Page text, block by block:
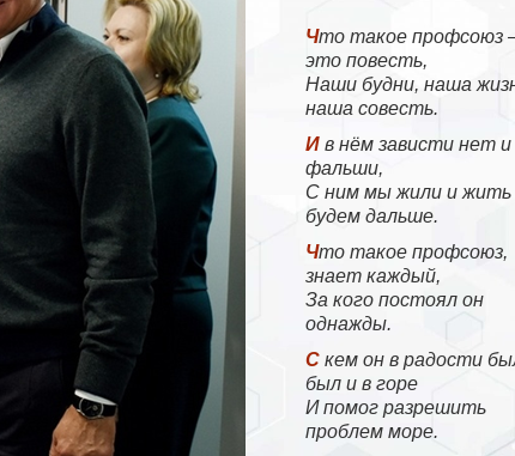
Что такое профсоюз —
это повесть,
Наши будни, наша
наша совесть.
И в нём зависти нет и нет
фальши,
С ним мы жили и жить
будем дальше.
Что такое профсоюз,
знает каждый,
За кого постоял он
однажды.
С кем он в радости был,
был и в горе
И помог разрешить
проблем море.